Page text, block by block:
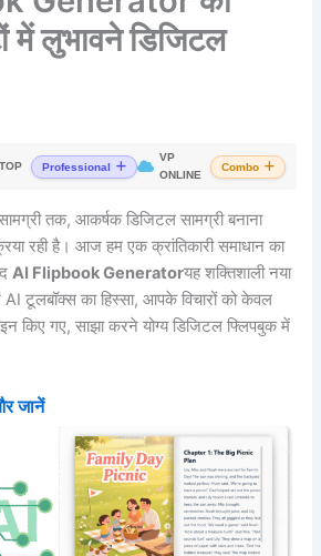
में लुभावने डिजिटल
Professional
VP
ONLINE
Combo
तक, आकर्षक डिजिटल सामग्री बनाना
रही है। आज हम एक क्रांतिकारी समाधान का
दAI Flipbook Generatorयह शक्तिशाली नया
AI टूलबॉक्स का हिस्सा, आपके विचारों को केवल
किए गए, साझा करने योग्य डिजिटल फ्लिपबुक में
जानें